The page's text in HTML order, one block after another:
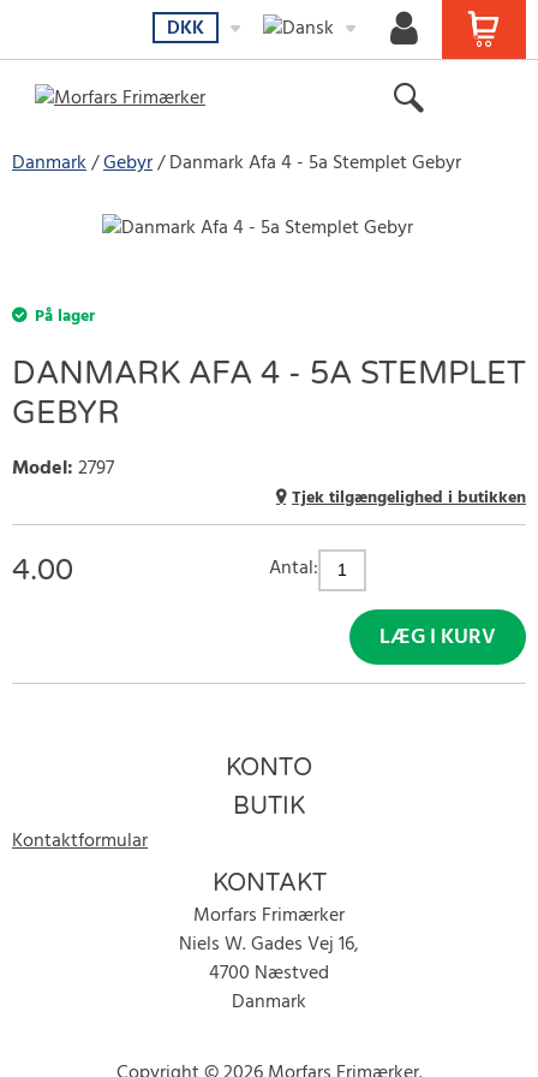
DKK
Danmark Gebyr Danmark Afa 4 - 5a Stemplet Gebyr
På lager
DANMARK AFA 4 - 5A STEMPLET
GEBYR
Model:2797
Tjek tilgængelighed i butikken
4.00 Antal:
LÆG I KURV
KONTO
BUTIK
Kontaktformular
KONTAKT
Morfars Frimærker
Niels W. Gades Vej 16,
4700 Næstved
Danmark